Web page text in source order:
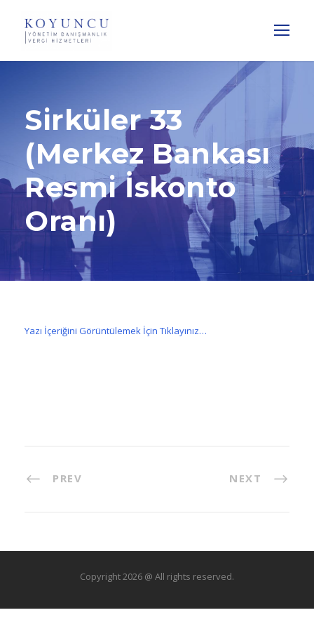
Sirküler 33
(Merkez Bankası
Resmi İskonto
Oranı)
Yazı İçeriğini Görüntülemek İçin Tıklayınız…
PREV NEXT
Copyright 2026 @ All rights reserved.